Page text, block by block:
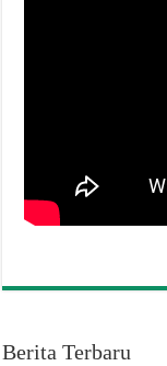
Berita Terbaru